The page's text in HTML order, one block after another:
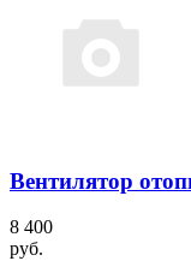
Вентилятор
8 400
руб.